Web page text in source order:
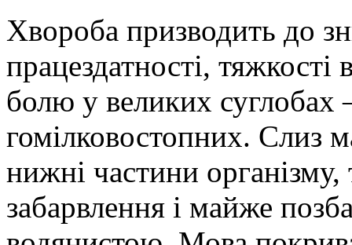
Хвороба призводить до
працездатності,
болю у великих суглобах
гомілковостопних. Слиз
нижні частини організму,
забарвлення і майже